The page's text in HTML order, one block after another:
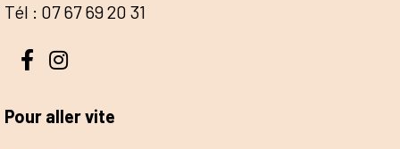
Tél : 07 67 69 20 31
Pour aller vite